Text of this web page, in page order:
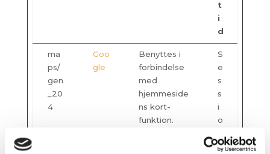
t
i
d
ma
ps/
gen
_20
4
Goo
gle
Benyttes i
forbindelse
med
hjemmeside
ns kort-
funktion.
S
e
s
s
i
o